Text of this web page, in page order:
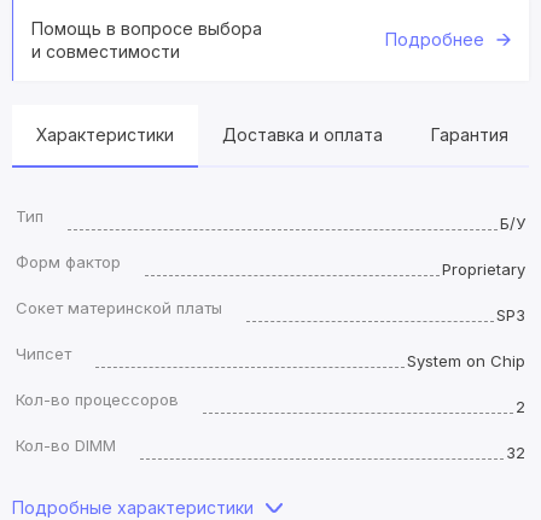
Помощь в вопросе выбора
и совместимости
Подробнее
Характеристики Доставка и оплата Гарантия
Тип
Б/У
Форм фактор
Proprietary
Сокет материнской платы
SP3
Чипсет
System on Chip
Кол-во процессоров
2
Кол-во DIMM
32
Подробные характеристики